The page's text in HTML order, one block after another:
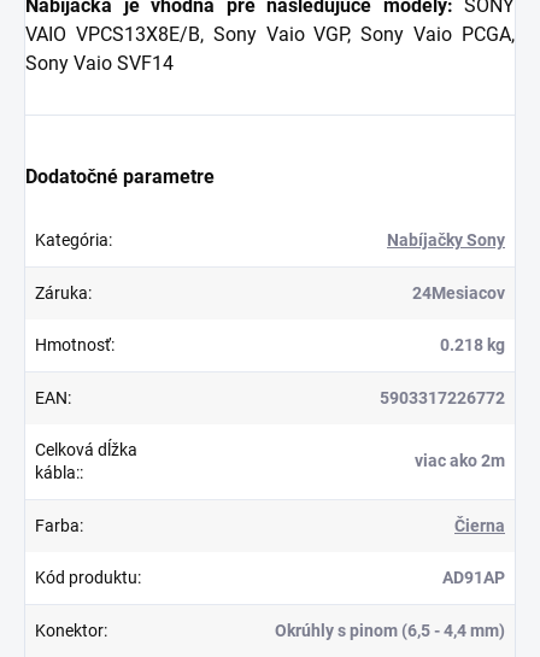
Nabíjačka je vhodná pre nasledujúce modely: SONY
VAIO VPCS13X8E/B, Sony Vaio VGP, Sony Vaio PCGA,
Sony Vaio SVF14
Dodatočné parametre
Kategória: Nabíjačky Sony
Záruka: 24Mesiacov
Hmotnosť: 0.218 kg
EAN: 5903317226772
Celková dĺžka
kábla::
viac ako 2m
Farba: Čierna
Kód produktu: AD91AP
Konektor: Okrúhly s pinom (6,5 - 4,4 mm)